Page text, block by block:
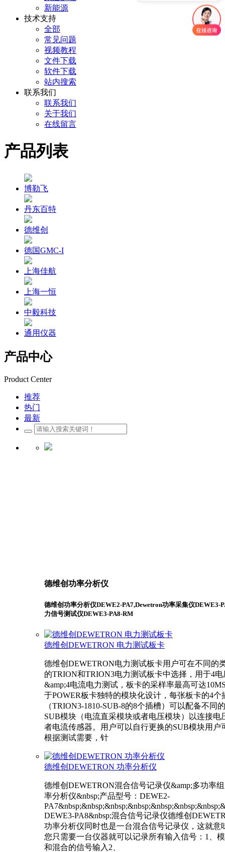
新能源
技术支持
全部
常见问题
视频教程
文件下载
软件下载
站内搜索
联系我们
联系我们
关于我们
在线留言
产品列表
博勒飞
丹东百特
德维创
德国GMC-I
上海佳航
上海一恒
中毅科技
通用仪器
产品中心
Product Center
推荐
热门
最新
德维创功率分析仪
德维创功率分析仪DEWE2-PA7,Dewetron功率采集仪DEWE3-
力信号测试仪DEWE3-PA8-RM
德维创DEWETRON 电力测试板卡
德维创DEWETRON电力测试板卡用户可在不同的
的TRION和TRION3电力测试板卡中选择，用于4电
&amp;4电流电力测试，板卡的采样率最高可达
于POWER板卡独特的模块化设计，每张板卡的4个
（TRION3-1810-SUB-8的8个插槽）可以配备不同的
SUB模块（电流直采模块或者电压模块）以连接电
者电流传感器。用户可以自行更换的SUB模块用户
根据测试需要，针
德维创DEWETRON 功率分析仪
德维创DEWETRON混合信号记录仪&amp;多功率
率分析仪&nbsp;产品型号：DEWE2-
DEWE3-PA8&nbsp;混合信号记录仪德维创
功率分析仪同时也是一台混合信号记录仪，这就意
您只需要一台仪器就可以记录所有输入信号：1、
和混合的信号输入2、